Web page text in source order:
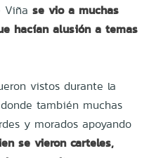
Viña se vio a muchas
hacían alusión a temas
vistos durante la
donde también muchas
y morados apoyando
se vieron carteles,